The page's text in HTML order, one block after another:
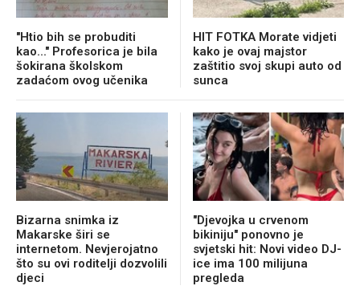
"Htio bih se probuditi
kao..." Profesorica je bila
šokirana školskom
zadaćom ovog učenika
HIT FOTKA Morate vidjeti
kako je ovaj majstor
zaštitio svoj skupi auto od
sunca
Bizarna snimka iz
Makarske širi se
internetom. Nevjerojatno
što su ovi roditelji dozvolili
djeci
"Djevojka u crvenom
bikiniju" ponovno je
svjetski hit: Novi video DJ-
ice ima 100 milijuna
pregleda